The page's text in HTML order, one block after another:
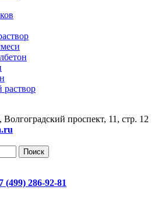
проспект, 11, стр. 12
Поиск
(499) 286-92-81